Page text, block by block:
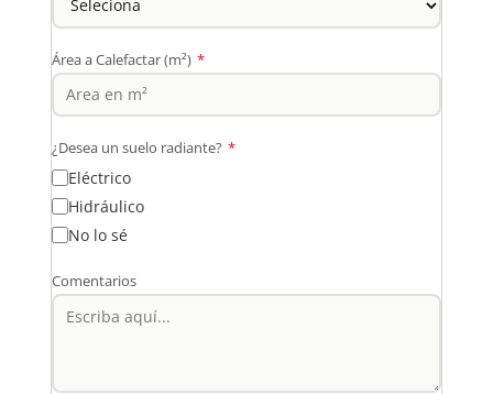
Área a Calefactar (m²) *
¿Desea un suelo radiante? *
Eléctrico
Hidráulico
No lo sé
Comentarios